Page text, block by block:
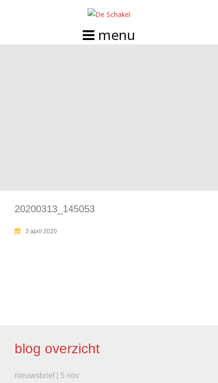
20200313_145053
3 april 2020
blog overzicht
nieuwsbrief | 5 nov